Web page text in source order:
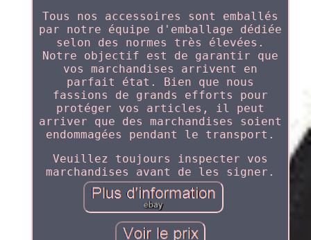
Tous nos accessoires sont emballés
par notre équipe d'emballage dédiée
selon des normes très élevées.
Notre objectif est de garantir que
vos marchandises arrivent en
parfait état. Bien que nous
fassions de grands efforts pour
protéger vos articles, il peut
arriver que des marchandises soient
endommagées pendant le transport.
Veuillez toujours inspecter vos
marchandises avant de les signer.